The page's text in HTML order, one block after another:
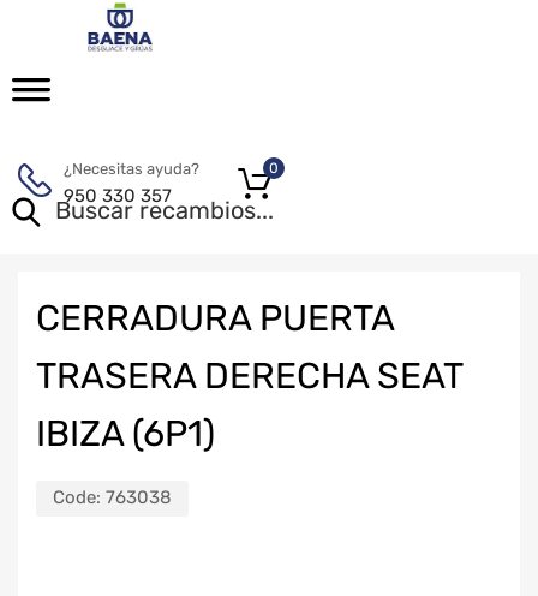
¿Necesitas ayuda?
950 330 357
0
CERRADURA PUERTA
TRASERA DERECHA SEAT
IBIZA (6P1)
Code: 763038